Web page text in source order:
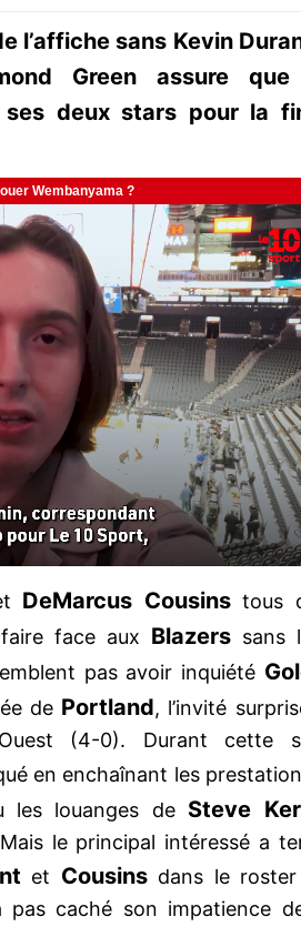
l’affiche sans Kevin
Green assure
deux stars pour la
DeMarcus Cousinstous
face aux Blazers sans
pas avoir inquiété
de Portland, l’invité
(4-0). Durant cette
en enchaînant les
les louanges de Steve
Mais le principal intéressé a
et Cousinsdans le roster
pas caché son impatience